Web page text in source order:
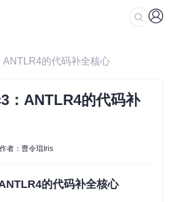
ANTLR4的代码补全核心
：ANTLR4的代码补
作者：曹令琨Iris
的代码补全核心